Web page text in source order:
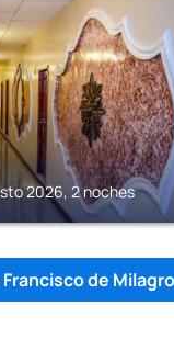
2026, 2 noches
de Milagro